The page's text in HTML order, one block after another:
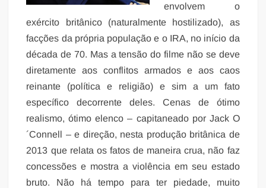
envolvem o
exército britânico (naturalmente hostilizado), as
facções da própria população e o IRA, no início da
década de 70. Mas a tensão do filme não se deve
diretamente aos conflitos armados e aos caos
reinante (política e religião) e sim a um fato
específico decorrente deles. Cenas de ótimo
realismo, ótimo elenco – capitaneado por Jack O
´Connell – e direção, nesta produção britânica de
2013 que relata os fatos de maneira crua, não faz
concessões e mostra a violência em seu estado
bruto. Não há tempo para ter piedade, muito